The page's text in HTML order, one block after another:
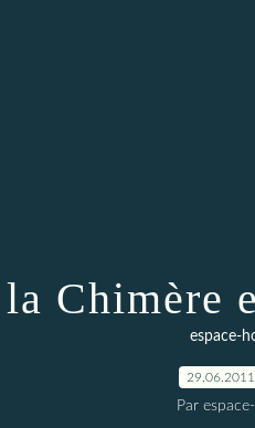
Chimère
espace-
29.06.2011
Par